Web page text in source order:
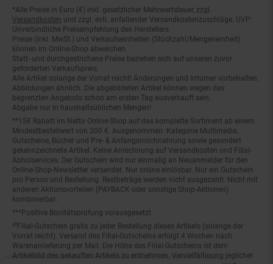
Fußnoten
*Alle Preise in Euro (€) inkl. gesetzlicher Mehrwertsteuer, zzgl.
Versandkostenund zzgl. evtl. anfallender Versandkostenzuschläge. UVP:
Unverbindliche Preisempfehlung des Herstellers.
Preise (inkl. MwSt.) und Verkaufseinheiten (Stückzahl/Mengeneinheit)
können im Online-Shop abweichen.
Statt- und durchgestrichene Preise beziehen sich auf unseren zuvor
geforderten Verkaufspreis.
Alle Artikel solange der Vorrat reicht! Änderungen und Irrtümer vorbehalten.
Abbildungen ähnlich. Die abgebildeten Artikel können wegen des
begrenzten Angebots schon am ersten Tag ausverkauft sein.
Abgabe nur in haushaltsüblichen Mengen!
**15€ Rabatt im Netto Online-Shop auf das komplette Sortiment ab einem
Mindestbestellwert von 200 €. Ausgenommen: Kategorie Multimedia,
Gutscheine, Bücher und Pre- & Anfangsmilchnahrung sowie gesondert
gekennzeichnete Artikel. Keine Anrechnung auf Versandkosten und Filial-
Abholservices. Der Gutschein wird nur einmalig an Neuanmelder für den
Online-Shop-Newsletter versendet. Nur online einlösbar. Nur ein Gutschein
pro Person und Bestellung. Restbeträge werden nicht ausgezahlt. Nicht mit
anderen Aktionsvorteilen (PAYBACK oder sonstige Shop-Aktionen)
kombinierbar.
***Positive Bonitätsprüfung vorausgesetzt
²⁰Filial-Gutschein gratis zu jeder Bestellung dieses Artikels (solange der
Vorrat reicht). Versand des Filial-Gutscheins erfolgt 4 Wochen nach
Warenanlieferung per Mail. Die Höhe des Filial-Gutscheins ist dem
Artikelbild des gekauften Artikels zu entnehmen. Vervielfältigung jeglicher
Art nicht gestattet. Der Filial-Gutschein ist ohne Mindesteinkaufswert